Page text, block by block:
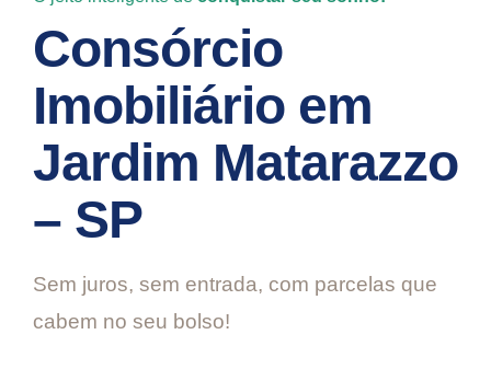
Consórcio
Imobiliário em
Jardim Matarazzo
– SP
Sem juros, sem entrada, com parcelas que
cabem no seu bolso!